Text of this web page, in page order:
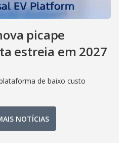
picape
estreia em 2027
de baixo custo
NOTÍCIAS